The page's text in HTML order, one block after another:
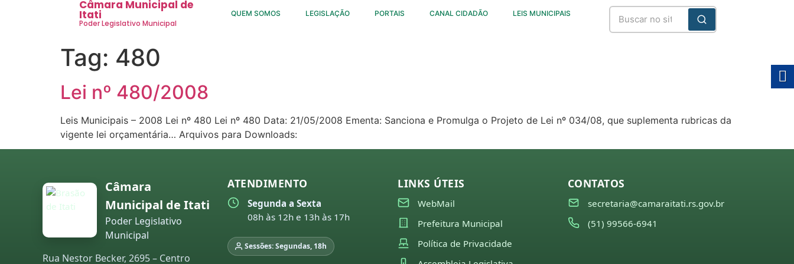
Câmara Municipal de
Itati
Poder Legislativo Municipal
QUEM SOMOS LEGISLAÇÃO PORTAIS CANAL CIDADÃO LEIS MUNICIPAIS
Tag: 480
Lei nº 480/2008
Leis Municipais – 2008 Lei nº 480 Lei nº 480 Data: 21/05/2008 Ementa: Sanciona e Promulga o Projeto de Lei nº 034/08, que suplementa rubricas da
vigente lei orçamentária… Arquivos para Downloads:
Câmara
Municipal de Itati
Poder Legislativo
Municipal
Rua Nestor Becker, 2695 – Centro
ATENDIMENTO
Segunda a Sexta
08h às 12h e 13h às 17h
Sessões: Segundas, 18h
LINKS ÚTEIS
WebMail
Prefeitura Municipal
Política de Privacidade
CONTATOS
secretaria@camaraitati.rs.gov.br
(51) 99566-6941